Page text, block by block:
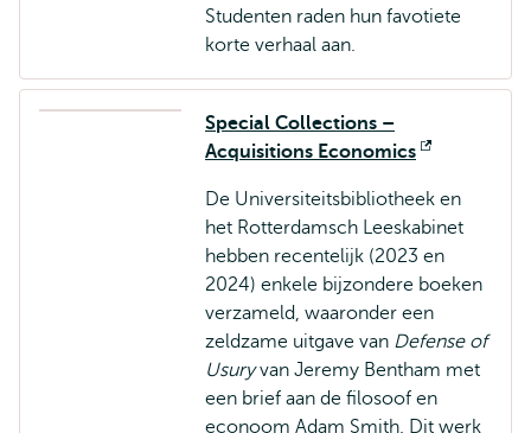
Studenten raden hun favotiete
korte verhaal aan.
Special Collections –
Acquisitions Economics
De Universiteitsbibliotheek en
het Rotterdamsch Leeskabinet
hebben recentelijk (2023 en
2024) enkele bijzondere boeken
verzameld, waaronder een
zeldzame uitgave van Defense of
Usuryvan Jeremy Bentham met
een brief aan de filosoof en
econoom Adam Smith. Dit werk